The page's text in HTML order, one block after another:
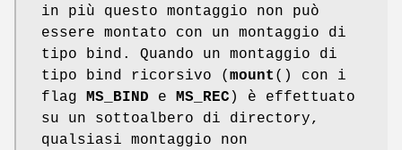
in più questo montaggio non può
essere montato con un montaggio di
tipo bind. Quando un montaggio di
tipo bind ricorsivo ( mount () con i
flag MS_BIND e MS_REC ) è effettuato
su un sottoalbero di directory,
qualsiasi montaggio non